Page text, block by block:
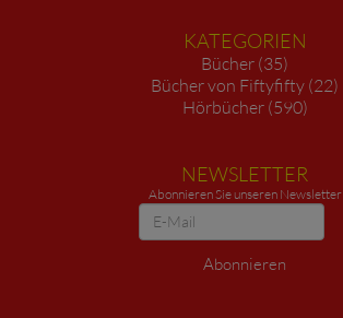
KATEGORIEN
Bücher (35)
Bücher von Fiftyfifty (22)
Hörbücher (590)
NEWSLETTER
Abonnieren Sie unseren Newsletter
Newsletter
Abonnieren